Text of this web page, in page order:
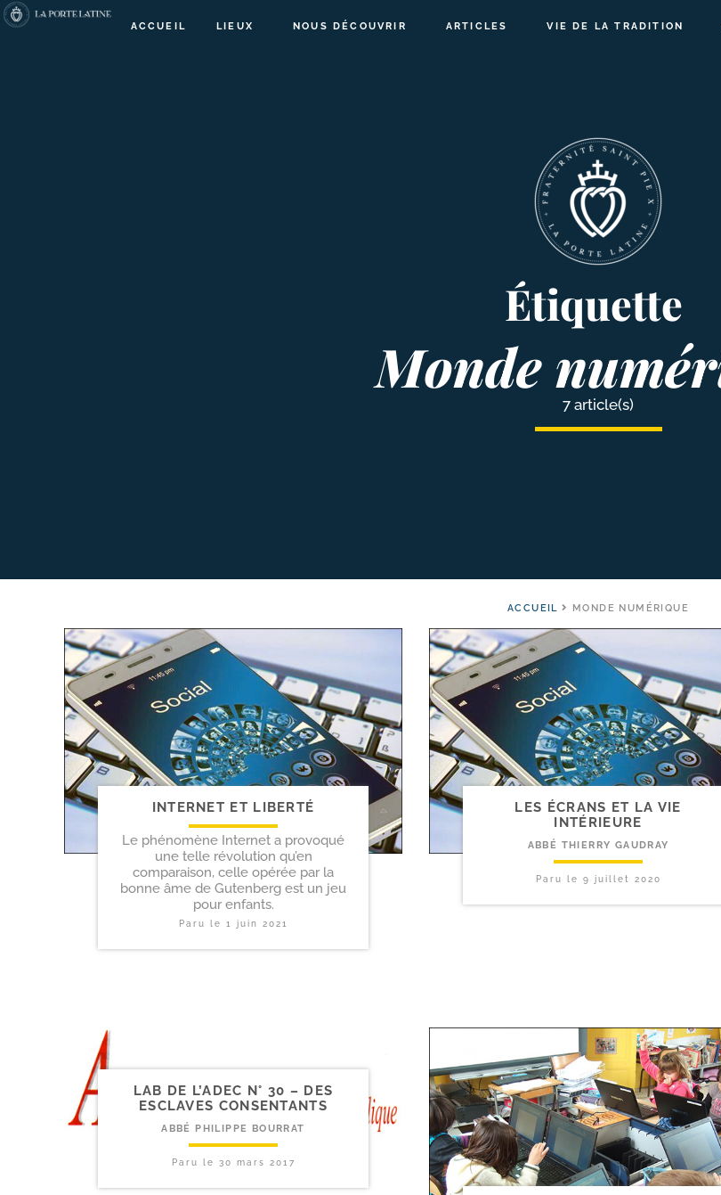
ACCUEIL LIEUX NOUS DÉCOUVRIR ARTICLES VIE DE LA TRADITION
Étiquette
Monde
7 article(s)
ACCUEIL MONDE NUMÉRIQUE
INTERNET ET LIBERTÉ
Le phénomène Internet a provoqué
une telle révolution qu’en
comparaison, celle opérée par la
bonne âme de Gutenberg est un jeu
pour enfants.
Paru le 1 juin 2021
LES ÉCRANS ET LA VIE
INTÉRIEURE
ABBÉ THIERRY GAUDRAY
Paru le 9 juillet 2020
LAB DE L’ADEC N° 30 – DES
ESCLAVES CONSENTANTS
ABBÉ PHILIPPE BOURRAT
Paru le 30 mars 2017